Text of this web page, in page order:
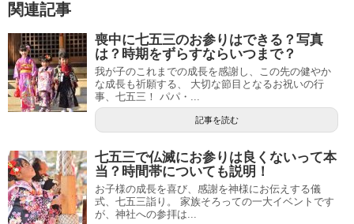
関連記事
喪中に七五三のお参りはできる？写真
は？時期をずらすならいつまで？
我が子のこれまでの成長を感謝し、この先の健やか
な成長も祈願する、 大切な節目となるお祝いの行
事、七五三！ パパ・...
記事を読む
七五三で仏滅にお参りは良くないって本
当？時間帯についても説明！
お子様の成長を喜び、感謝を神様にお伝えする儀
式、七五三詣り。 家族そろっての一大イベントです
が、神社への参拝は...